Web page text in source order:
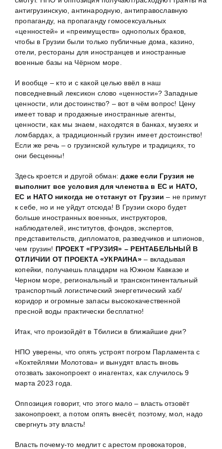
антигрузинскую, антинародную, антиправославную
пропаганду, на пропаганду гомосексуальных
«ценностей» и «преимуществ» однополых браков,
чтобы в Грузии были только публичные дома, казино,
отели, рестораны для иностранцев и иностранные
военные базы на Чёрном море.
И вообще – кто и с какой целью ввёл в наш
повседневный лексикон слово «ценности»? Западные
ценности, или достоинство? – вот в чём вопрос! Цену
имеет товар и продажные иностранные агенты,
ценности, как мы знаем, находятся в банках, музеях и
ломбардах, а традиционный грузин имеет достоинство!
Если же речь – о грузинской культуре и традициях, то
они бесценны!
Здесь кроется и другой обман:даже если Грузия не
выполнит все условия для членства в ЕС и НАТО,
ЕС и НАТО никогда не отстанут от Грузии – не примут
к себе, но и не уйдут отсюда! В Грузии скоро будет
больше иностранных военных, инструкторов,
наблюдателей, институтов, фондов, экспертов,
представительств, дипломатов, разведчиков и шпионов,
чем грузин! ПРОЕКТ «ГРУЗИЯ» – РЕНТАБЕЛЬНЫЙ В
ОТЛИЧИИ ОТ ПРОЕКТА «УКРАИНА»– вкладывая
копейки, получаешь плацдарм на Южном Кавказе и
Черном море, региональный и трансконтинентальный
транспортный логистический энергетический хаб/
коридор и огромные запасы высококачественной
пресной воды практически бесплатно!
Итак, что произойдёт в Тбилиси в ближайшие дни?
НПО уверены, что опять устроят погром Парламента с
«Коктейлями Молотова» и вынудят власть вновь
отозвать законопроект о инагентах, как случилось 9
марта 2023 года.
Оппозиция говорит, что этого мало – власть отзовёт
законопроект, а потом опять внесёт, поэтому, мол, надо
свергнуть эту власть!
Власть почему-то медлит с арестом провокаторов,